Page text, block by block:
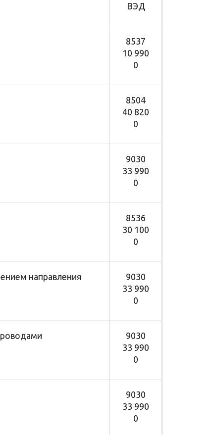
ВЭД
8537
10 990
0
8504
40 820
0
9030
33 990
0
8536
30 100
0
направления
9030
33 990
0
9030
33 990
0
9030
33 990
0